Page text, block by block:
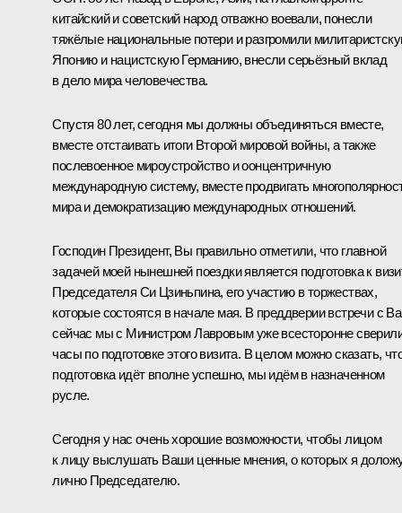
китайский и советский народ отважно воевали, понесли
тяжёлые национальные потери и разгромили
Японию и нацистскую Германию, внесли серьёзный вклад
в дело мира человечества.
Спустя 80 лет, сегодня мы должны объединяться вместе,
вместе отстаивать итоги Второй мировой войны, а также
послевоенное мироустройство и оонцентричную
международную систему, вместе продвигать
мира и демократизацию международных отношений.
Господин Президент, Вы правильно отметили, что главной
задачей моей нынешней поездки является подготовка к
Председателя Си Цзиньпина, его участию в торжествах,
которые состоятся в начале мая. В преддверии встречи с
сейчас мы с Министром Лавровым уже всесторонне
часы по подготовке этого визита. В целом можно сказать,
подготовка идёт вполне успешно, мы идём в назначенном
русле.
Сегодня у нас очень хорошие возможности, чтобы лицом
к лицу выслушать Ваши ценные мнения, о которых я
лично Председателю.